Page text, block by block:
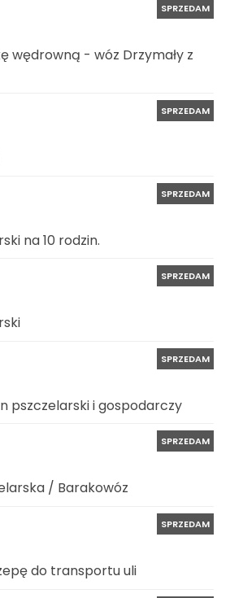
SPRZEDAM
wędrowną - wóz Drzymały z
SPRZEDAM
SPRZEDAM
na 10 rodzin.
SPRZEDAM
SPRZEDAM
pszczelarski i gospodarczy
SPRZEDAM
/ Barakowóz
SPRZEDAM
do transportu uli